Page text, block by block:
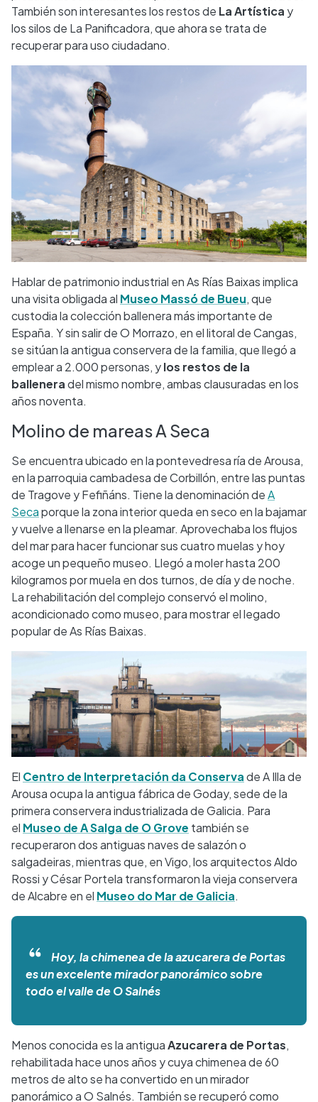
También son interesantes los restos de La Artística y
los silos de La Panificadora, que ahora se trata de
recuperar para uso ciudadano.
Hablar de patrimonio industrial en As Rías Baixas implica
una visita obligada al Museo Massó de Bueu, que
custodia la colección ballenera más importante de
España. Y sin salir de O Morrazo, en el litoral de Cangas,
se sitúan la antigua conservera de la familia, que llegó a
emplear a 2.000 personas, ylos restos de la
balleneradel mismo nombre, ambas clausuradas en los
años noventa.
Molino de mareas A Seca
Se encuentra ubicado en la pontevedresa ría de Arousa,
en la parroquia cambadesa de Corbillón, entre las puntas
de Tragove y Fefiñáns. Tiene la denominación deA
Secaporque la zona interior queda en seco en la bajamar
y vuelve a llenarse en la pleamar. Aprovechaba los flujos
del mar para hacer funcionar sus cuatro muelas y hoy
acoge un pequeño museo. Llegó a moler hasta 200
kilogramos por muela en dos turnos, de día y de noche.
La rehabilitación del complejo conservó el molino,
acondicionado como museo, para mostrar el legado
popular de As Rías Baixas.
El Centro de Interpretación da Conservade A Illa de
Arousa ocupa la antigua fábrica de Goday, sede de la
primera conservera industrializada de Galicia. Para
el Museo de A Salga de O Grove también se
recuperaron dos antiguas naves de salazón o
salgadeiras, mientras que, en Vigo, los arquitectos Aldo
Rossi y César Portela transformaron la vieja conservera
de Alcabre en el Museo do Mar de Galicia.
Hoy, la chimenea de la azucarera de Portas
es un excelente mirador panorámico sobre
todo el valle de O Salnés
Menos conocida es la antiguaAzucarera de Portas,
rehabilitada hace unos años y cuya chimenea de 60
metros de alto se ha convertido en un mirador
panorámico a O Salnés. También se recuperó como